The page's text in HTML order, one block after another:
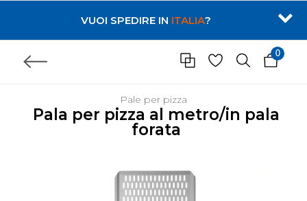
VUOI SPEDIRE IN ITALIA?
0
Pale per pizza
Pala per pizza al metro/in pala
forata